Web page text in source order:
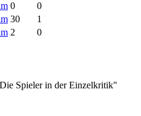
0
0
30
1
2 0
Spieler in der Einzelkritik"